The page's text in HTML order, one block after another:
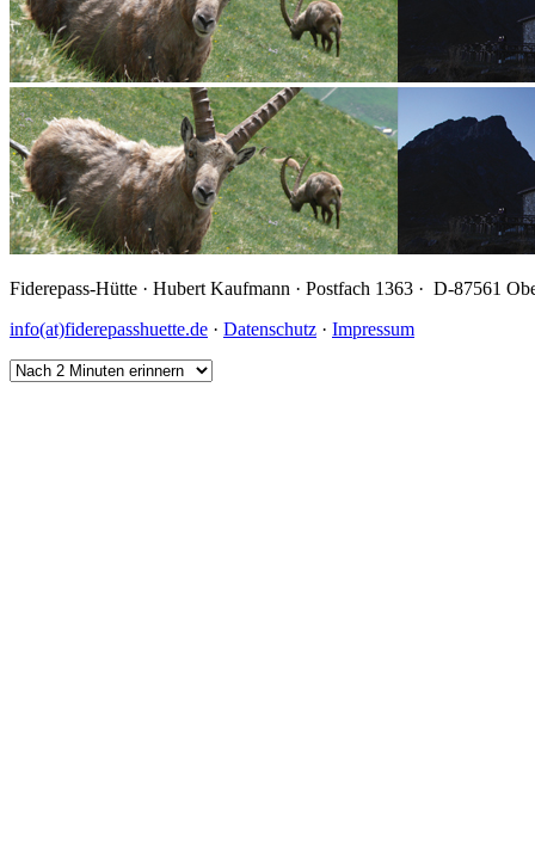
Fiderepass-Hütte · Hubert Kaufmann · Postfach 1363 · D-87561
info(at)fiderepasshuette.de · Datenschutz · Impressum